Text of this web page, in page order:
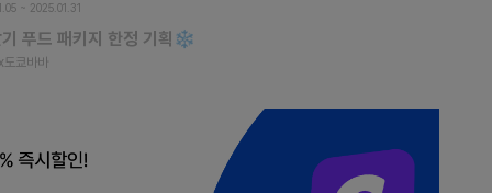
~ 2025.01.31
푸드 패키지 한정 기획❄
쿄바바